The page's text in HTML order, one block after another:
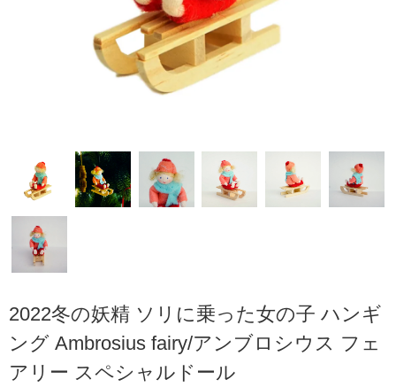
2022冬の妖精 ソリに乗った女の子 ハンギ
ング Ambrosius fairy/アンブロシウス フェ
アリー スペシャルドール